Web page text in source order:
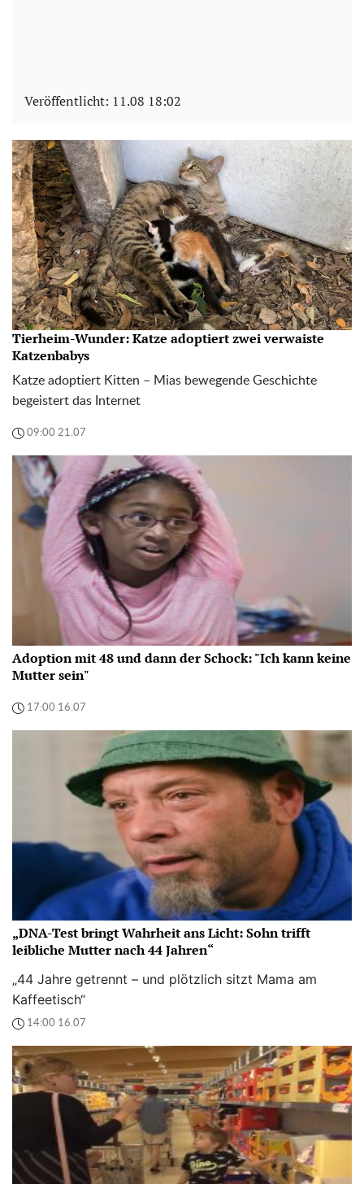
Veröffentlicht: 11.08 18:02
Tierheim-Wunder: Katze adoptiert zwei verwaiste
Katzenbabys
Katze adoptiert Kitten – Mias bewegende Geschichte
begeistert das Internet
09:00 21.07
Adoption mit 48 und dann der Schock: "Ich kann keine
Mutter sein"
17:00 16.07
„DNA-Test bringt Wahrheit ans Licht: Sohn trifft
leibliche Mutter nach 44 Jahren“
„44 Jahre getrennt – und plötzlich sitzt Mama am
Kaffeetisch“
14:00 16.07